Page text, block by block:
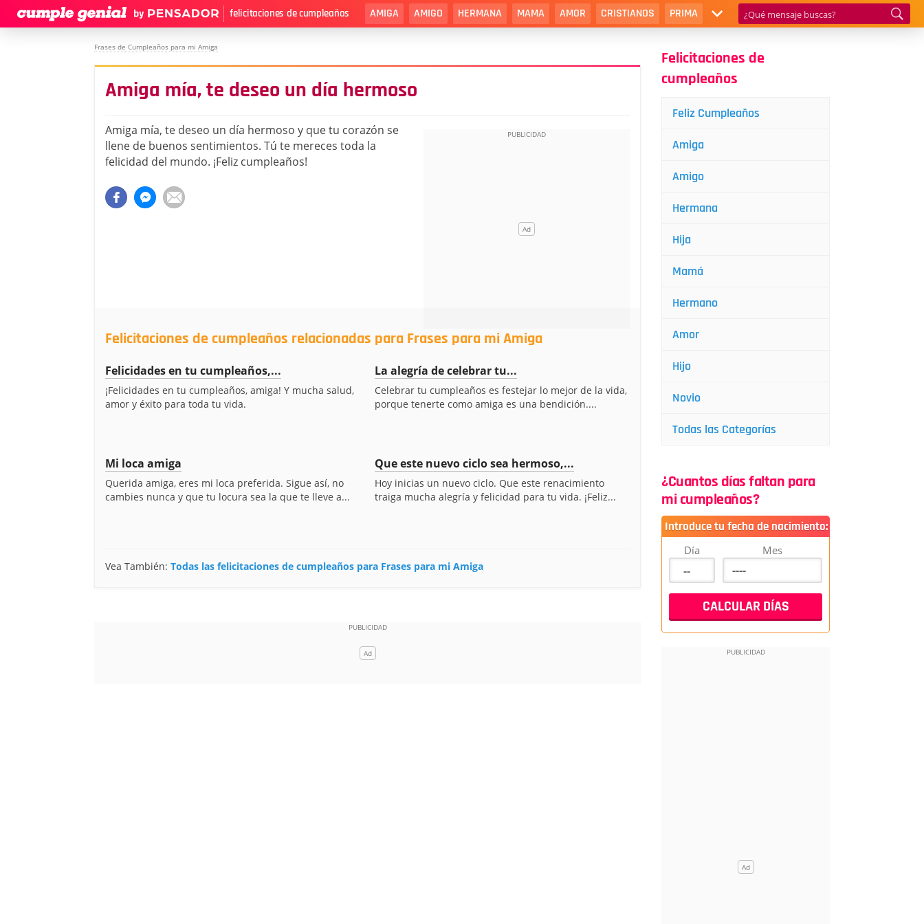
felicitaciones de cumpleaños AMIGA AMIGO HERMANA MAMA AMOR CRISTIANOS PRIMA
Frases de Cumpleaños para mi Amiga
Amiga mía, te deseo un día hermoso
Amiga mía, te deseo un día hermoso y que tu corazón se
llene de buenos sentimientos. Tú te mereces toda la
felicidad del mundo. ¡Feliz cumpleaños!
Felicitaciones de cumpleaños relacionadas para Frases para mi Amiga
Felicidades en tu cumpleaños,...
¡Felicidades en tu cumpleaños, amiga! Y mucha salud,
amor y éxito para toda tu vida.
La alegría de celebrar tu...
Celebrar tu cumpleaños es festejar lo mejor de la vida,
porque tenerte como amiga es una bendición....
Mi loca amiga
Querida amiga, eres mi loca preferida. Sigue así, no
cambies nunca y que tu locura sea la que te lleve a...
Que este nuevo ciclo sea hermoso,...
Hoy inicias un nuevo ciclo. Que este renacimiento
traiga mucha alegría y felicidad para tu vida. ¡Feliz...
Vea También: Todas las felicitaciones de cumpleaños para Frases para mi Amiga
Felicitaciones de
cumpleaños
Feliz Cumpleaños
Amiga
Amigo
Hermana
Hija
Mamá
Hermano
Amor
Hijo
Novio
Todas las Categorías
¿Cuantos días faltan para
mi cumpleaños?
Introduce tu fecha de nacimiento:
Día Mes